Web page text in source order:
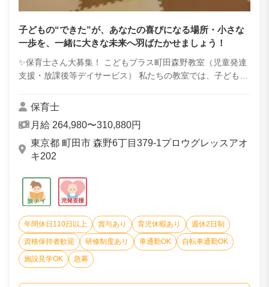
年間休日110日以上 賞与あり 育児休暇あり 週休2日制
資格保持者歓迎 研修制度あり 車通勤OK 自転車通勤OK
施設見学OK 急募
子どもの“できた”が、あなたの喜びになる場所・小さな
一歩を、一緒に大きな未来へ羽ばたかせましょう！
✨保育士さん大募集！ こどもプラス町田森野教室（児童発達
支援・放課後等デイサービス） 私たちの教室では、子どもた
難しかったお子...
保育士
月給 264,980〜310,880円
東京都 町田市 森野6丁目379-1プロウグレッスアオ
キ202